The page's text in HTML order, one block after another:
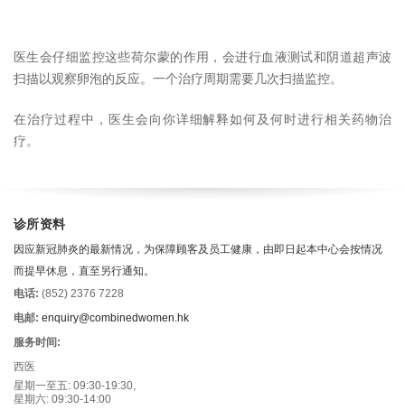
医生会仔细监控这些荷尔蒙的作用，会进行血液测试和阴道超声波
扫描以观察卵泡的反应。一个治疗周期需要几次扫描监控。
在治疗过程中，医生会向你详细解释如何及何时进行相关药物治
疗。
诊所资料
因应新冠肺炎的最新情况，为保障顾客及员工健康，由即日起本中心会按情况
而提早休息，直至另行通知。
电话: (852) 2376 7228
电邮: enquiry@combinedwomen.hk
服务时间:
西医
星期一至五: 09:30-19:30,
星期六: 09:30-14:00